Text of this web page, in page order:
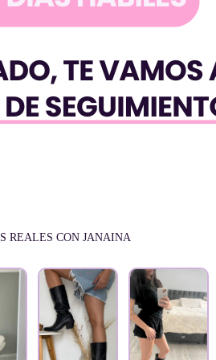
REALES CON JANAINA